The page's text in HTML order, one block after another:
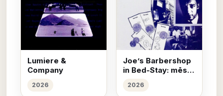
Lumiere &
Company
2026
Joe’s Barbershop
in Bed-Stay: mēs
2026